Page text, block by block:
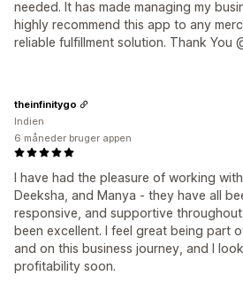
needed. It has made managing my
highly recommend this app to any
reliable fulfillment solution. Thank You
I have had the pleasure of working
Deeksha, and Manya - they have all
responsive, and supportive
been excellent. I feel great being part
and on this business journey, and I
profitability soon.
theinfinitygo
Indien
6 måneder bruger appen